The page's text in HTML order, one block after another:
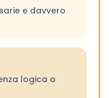
e davvero
logica o